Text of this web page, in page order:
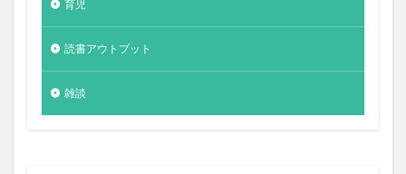
育児
読書アウトプット
雑談